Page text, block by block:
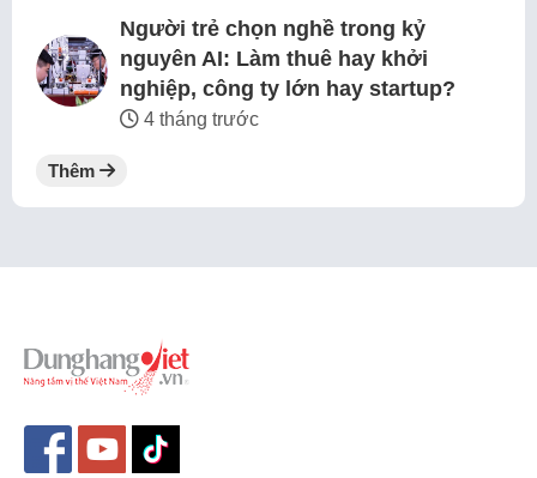
Người trẻ chọn nghề trong kỷ
nguyên AI: Làm thuê hay khởi
nghiệp, công ty lớn hay startup?
4 tháng trước
Thêm